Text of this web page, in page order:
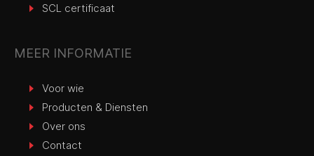
SCL certificaat
MEER INFORMATIE
Voor wie
Producten & Diensten
Over ons
Contact